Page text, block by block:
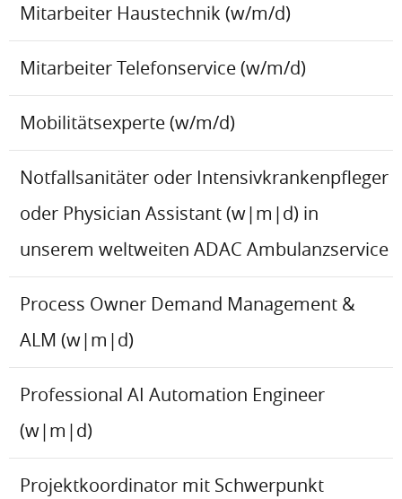
Mitarbeiter Haustechnik (w/m/d)
Mitarbeiter Telefonservice (w/m/d)
Mobilitätsexperte (w/m/d)
Notfallsanitäter oder Intensivkrankenpfleger
oder Physician Assistant (w|m|d) in
unserem weltweiten ADAC Ambulanzservice
Process Owner Demand Management &
ALM (w|m|d)
Professional AI Automation Engineer
(w|m|d)
Projektkoordinator mit Schwerpunkt